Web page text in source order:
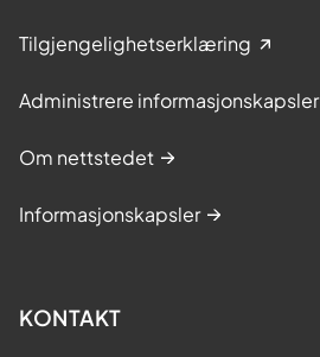
Tilgjengelighetserklæring
Administrere informasjonskapsler
Om nettstedet
Informasjonskapsler
KONTAKT